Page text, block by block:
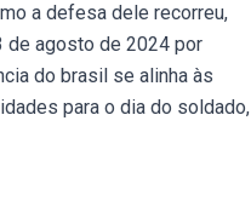
a defesa dele recorreu,
de agosto de 2024 por
do brasil se alinha às
para o dia do soldado,